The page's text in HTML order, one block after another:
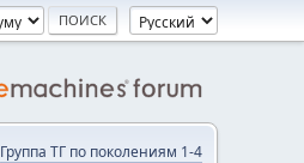
Группа ТГ по поколениям 1-4